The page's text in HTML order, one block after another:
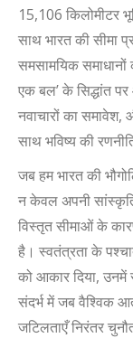
15,106 किलोमीटर
साथ भारत की सीमा
समसामयिक
एक बल’के सिद्धांत
नवाचारों का समावेश,
साथ भविष्य की
जब हम भारत की
न केवल अपनी
विस्तृत सीमाओं के
है। स्वतंत्रता के
को आकार दिया, उनमें
संदर्भ में जब वैश्विक
जटिलताएँ निरंतर